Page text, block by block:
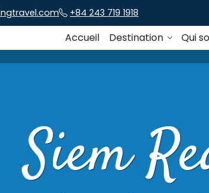
+84 243 719 1918
Accueil Destination Qui
Siem